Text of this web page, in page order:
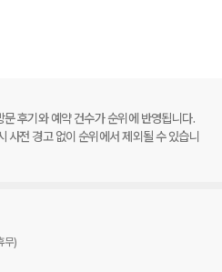
후기와 예약 건수가 순위에 반영됩니다.
사전 경고 없이 순위에서 제외될 수 있습니
무)